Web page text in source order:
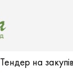
Тендер на